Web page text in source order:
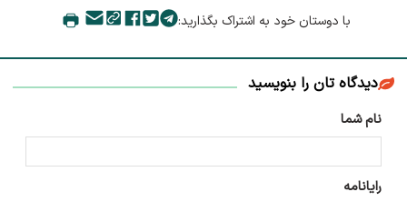
با دوستان خود به اشتراک بگذارید:
دیدگاه تان را بنویسید
نام شما
رایانامه